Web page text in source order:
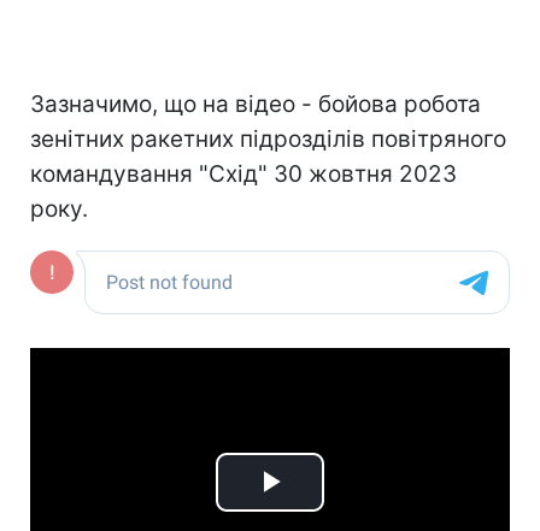
Зазначимо, що на відео - бойова робота
зенітних ракетних підрозділів повітряного
командування "Схід" 30 жовтня 2023
року.
Play